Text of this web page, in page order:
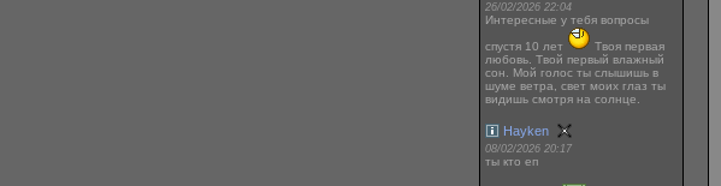
26/02/2026 22:04
Интересные у тебя вопросы
спустя 10 лет
Твоя первая
любовь. Твой первый влажный
сон. Мой голос ты слышишь в
шуме ветра, свет моих глаз ты
видишь смотря на солнце.
Hayken
08/02/2026 20:17
ты кто еп